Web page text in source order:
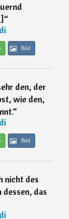
“
Bild
den, der
wie den,
“
Bild
nicht des
das